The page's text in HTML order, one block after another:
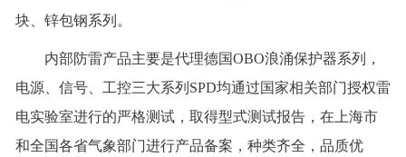
块、锌包钢系列。
内部防雷产品主要是代理德国OBO浪涌保护器系列，
电源、信号、工控三大系列SPD均通过国家相关部门授权雷
电实验室进行的严格测试，取得型式测试报告，在上海市
和全国各省气象部门进行产品备案，种类齐全，品质优